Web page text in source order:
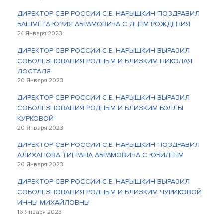
ДИРЕКТОР СВР РОССИИ С.Е. НАРЫШКИН ПОЗДРАВИЛ
БАШМЕТА ЮРИЯ АБРАМОВИЧА С ДНЕМ РОЖДЕНИЯ
24 Января 2023
ДИРЕКТОР СВР РОССИИ С.Е. НАРЫШКИН ВЫРАЗИЛ
СОБОЛЕЗНОВАНИЯ РОДНЫМ И БЛИЗКИМ НИКОЛАЯ
ДОСТАЛЯ
20 Января 2023
ДИРЕКТОР СВР РОССИИ С.Е. НАРЫШКИН ВЫРАЗИЛ
СОБОЛЕЗНОВАНИЯ РОДНЫМ И БЛИЗКИМ БЭЛЛЫ
КУРКОВОЙ
20 Января 2023
ДИРЕКТОР СВР РОССИИ С.Е. НАРЫШКИН ПОЗДРАВИЛ
АЛИХАНОВА ТИГРАНА АБРАМОВИЧА С ЮБИЛЕЕМ
20 Января 2023
ДИРЕКТОР СВР РОССИИ С.Е. НАРЫШКИН ВЫРАЗИЛ
СОБОЛЕЗНОВАНИЯ РОДНЫМ И БЛИЗКИМ ЧУРИКОВОЙ
ИННЫ МИХАЙЛОВНЫ
16 Января 2023